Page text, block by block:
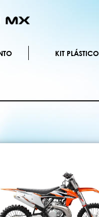
KIT PLÁSTICO